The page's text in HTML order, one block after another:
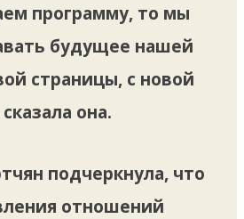
программу, то мы
будущее нашей
страницы, с новой
она.
подчеркнула, что
отношений